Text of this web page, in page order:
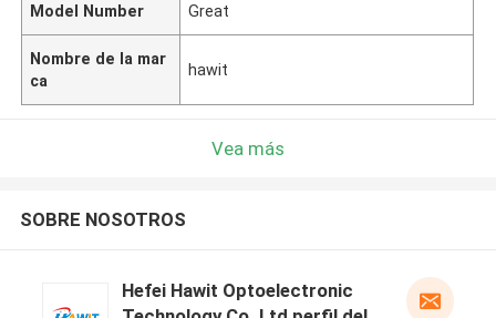
Model Number Great
Nombre de la mar
ca
hawit
Vea más
SOBRE NOSOTROS
Hefei Hawit Optoelectronic